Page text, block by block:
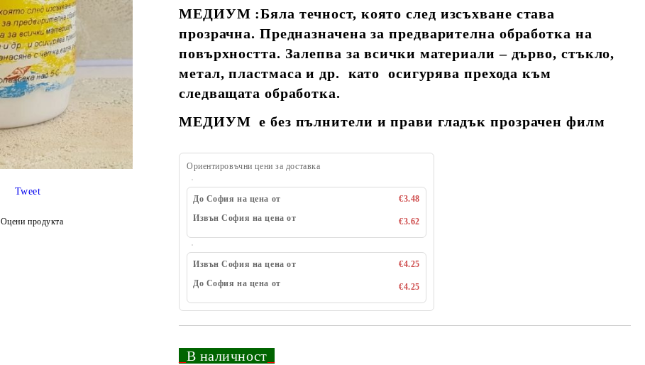
МЕДИУМ :Бяла течност, която след изсъхване става
прозрачна. Предназначена за предварителна обработка на
повърхността. Залепва за всички материали – дърво, стъкло,
метал, пластмаса и др. като осигурява прехода към
следващата обработка.
МЕДИУМ е без пълнители и прави гладък прозрачен филм
Ориентировъчни цени за доставка
До София на цена от
€3.48
Извън София на цена от
€3.62
Извън София на цена от
€4.25
До София на цена от
€4.25
В наличност
Tweet
Оцени продукта